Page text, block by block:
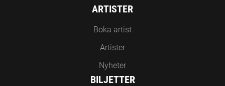
ARTISTER
Boka artist
Artister
Nyheter
BILJETTER